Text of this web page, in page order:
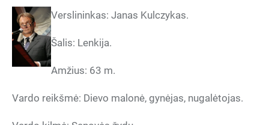
Verslininkas: Janas Kulczykas.
Šalis: Lenkija.
Amžius: 63 m.
Vardo reikšmė: Dievo malonė, gynėjas, nugalėtojas.